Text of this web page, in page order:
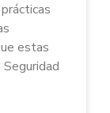
estas